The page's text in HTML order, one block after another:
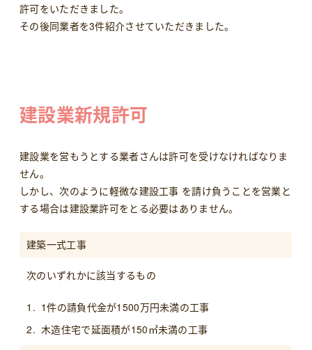
許可をいただきました。
その後同業者を3件紹介させていただきました。
建設業新規許可
建設業を営もうとする業者さんは許可を受けなければなりま
せん。
しかし、次のように軽微な建設工事 を請け負うことを営業と
する場合は建設業許可をとる必要はありません。
建築一式工事
次のいずれかに該当するもの
1件の請負代金が1500万円未満の工事
木造住宅で延面積が150㎡未満の工事